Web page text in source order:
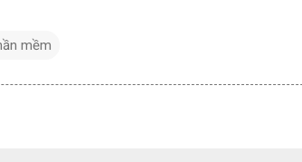
mềm